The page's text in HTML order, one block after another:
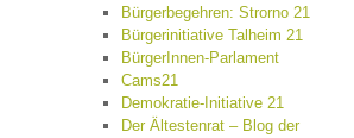
Bürgerbegehren: Strorno 21
Bürgerinitiative Talheim 21
BürgerInnen-Parlament
Cams21
Demokratie-Initiative 21
Der Ältestenrat – Blog der